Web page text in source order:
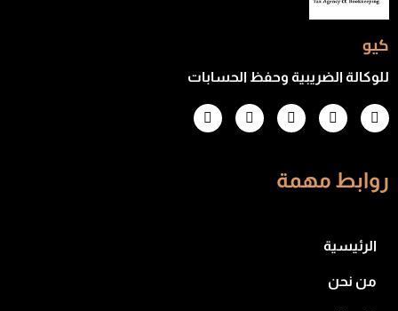
كيو
للوكالة الضريبية وحفظ الحسابات
روابط مهمة
الرئيسية
من نحن